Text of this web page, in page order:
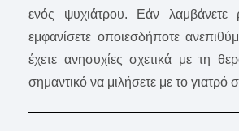
ενός ψυχιάτρου. Εάν λαμβάνετε
εμφανίσετε οποιεσδήποτε
έχετε ανησυχίες σχετικά με τη
σημαντικό να μιλήσετε με το γιατρό